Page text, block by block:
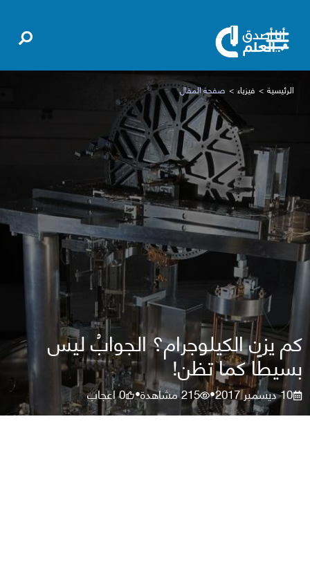
الرئيسية فيزياء صفحة المقال
كم يزن الكيلوجرام؟ الجوابُ ليس
بسيطًا كما تظن!
10 ديسمبر 2017 •
215مشاهدة•
0اعجاب